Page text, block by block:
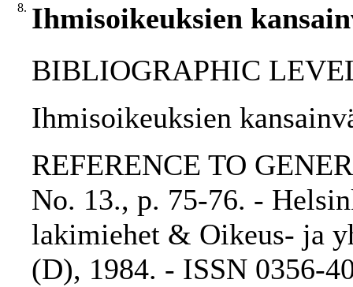
8. Ihmisoikeuksien
BIBLIOGRAPHIC
Ihmisoikeuksien
REFERENCE TO
No. 13., p. 75-76. -
lakimiehet & Oikeus- ja
(D), 1984. - ISSN 0356-